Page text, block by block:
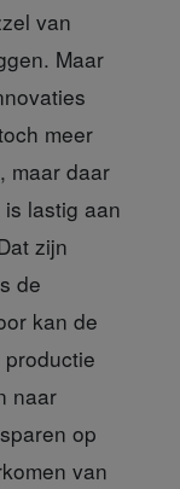
van
Maar
meer
maar daar
lastig aan
zijn
de
kan de
naar
op
van